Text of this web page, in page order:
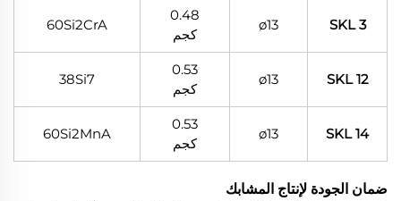
SKL 3
ø13
0.48
كجم
60Si2CrA
SKL 12
ø13
0.53
كجم
38Si7
SKL 14
ø13
0.53
كجم
60Si2MnA
ضمان الجودة لإنتاج المشابك